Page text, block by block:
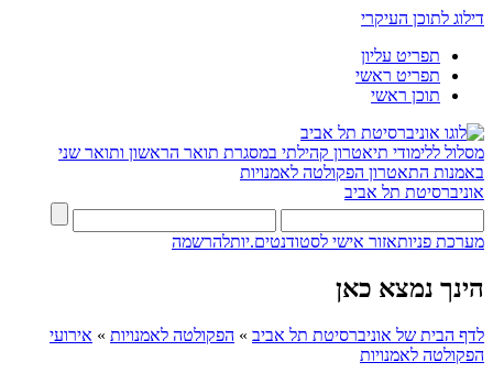
דילוג לתוכן העיקרי
תפריט עליון
תפריט ראשי
תוכן ראשי
מסלול ללימודי תיאטרון קהילתי במסגרת תואר הראשון ותואר שני
באמנות התאטרון הפקולטה לאמנויות
אוניברסיטת תל אביב
מערכת פניותאזור אישי לסטודנטים.יותלהרשמה
הינך נמצא כאן
לדף הבית של אוניברסיטת תל אביב » הפקולטה לאמנויות » אירועי
הפקולטה לאמנויות